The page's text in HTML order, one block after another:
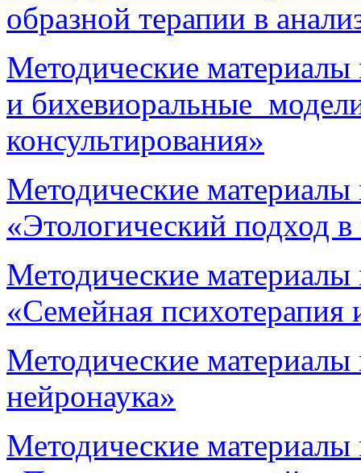
образной терапии в
Методические
и бихевиоральные
консультирования»
Методические
«Этологический подход
Методические
«Семейная психотерапия
Методические
нейронаука»
Методические